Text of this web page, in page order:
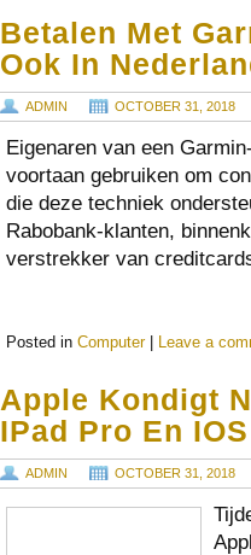
Betalen Met
Ook In
ADMIN OCTOBER 31, 2018
Eigenaren van een
voortaan gebruiken om
die deze techniek
Rabobank-klanten,
verstrekker van
Posted in Computer Leave a
Apple Kondigt
IPad Pro En
ADMIN OCTOBER 31, 2018